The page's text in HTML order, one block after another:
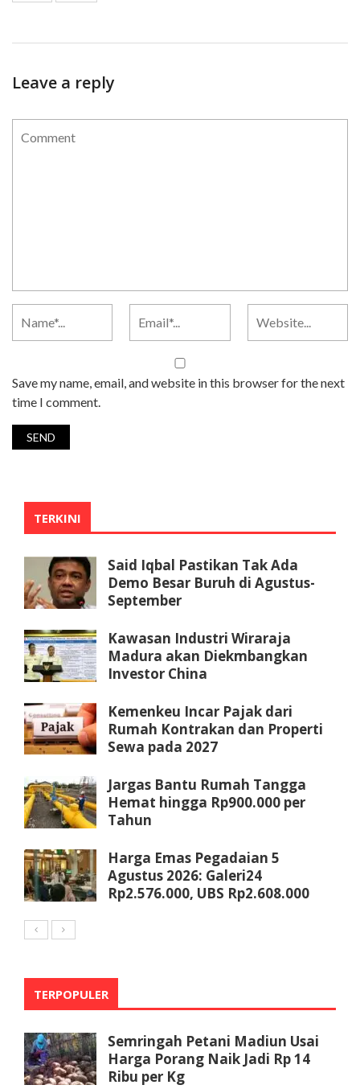
Leave a reply
Save my name, email, and website in this browser for the next
time I comment.
TERKINI
Said Iqbal Pastikan Tak Ada
Demo Besar Buruh di Agustus-
September
Kawasan Industri Wiraraja
Madura akan Diekmbangkan
Investor China
Kemenkeu Incar Pajak dari
Rumah Kontrakan dan Properti
Sewa pada 2027
Jargas Bantu Rumah Tangga
Hemat hingga Rp900.000 per
Tahun
Harga Emas Pegadaian 5
Agustus 2026: Galeri24
Rp2.576.000, UBS Rp2.608.000
TERPOPULER
Semringah Petani Madiun Usai
Harga Porang Naik Jadi Rp 14
Ribu per Kg